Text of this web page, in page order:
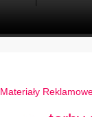
Materiały